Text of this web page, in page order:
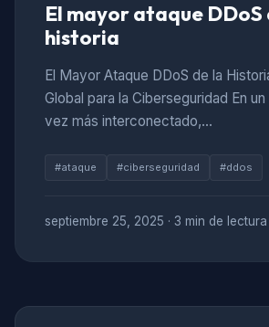
El mayor ataque DDoS
historia
El Mayor Ataque DDoS de la
Global para la Ciberseguridad En
vez más interconectado,…
#ataque #ciberseguridad #ddos
septiembre 25, 2025 · 3 min de lectura